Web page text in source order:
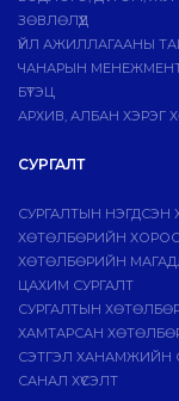
ЗӨВЛӨЛҮҮД
ҮЙЛ АЖИЛЛАГААНЫ
ЧАНАРЫН
БҮТЭЦ
АРХИВ, АЛБАН ХЭРЭГ
СУРГАЛТ
СУРГАЛТЫН НЭГДСЭН
ХӨТӨЛБӨРИЙН
ХӨТӨЛБӨРИЙН
ЦАХИМ СУРГАЛТ
СУРГАЛТЫН
ХАМТАРСАН
СЭТГЭЛ ХАНАМЖИЙН
САНАЛ ХҮСЭЛТ